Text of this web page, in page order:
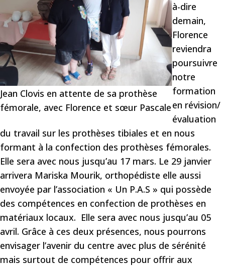
Jean Clovis en attente de sa prothèse
fémorale, avec Florence et sœur Pascale
à-dire
demain,
Florence
reviendra
poursuivre
notre
formation
en révision/
évaluation
du travail sur les prothèses tibiales et en nous
formant à la confection des prothèses fémorales.
Elle sera avec nous jusqu’au 17 mars. Le 29 janvier
arrivera Mariska Mourik, orthopédiste elle aussi
envoyée par l’association « Un P.A.S » qui possède
des compétences en confection de prothèses en
matériaux locaux. Elle sera avec nous jusqu’au 05
avril. Grâce à ces deux présences, nous pourrons
envisager l’avenir du centre avec plus de sérénité
mais surtout de compétences pour offrir aux